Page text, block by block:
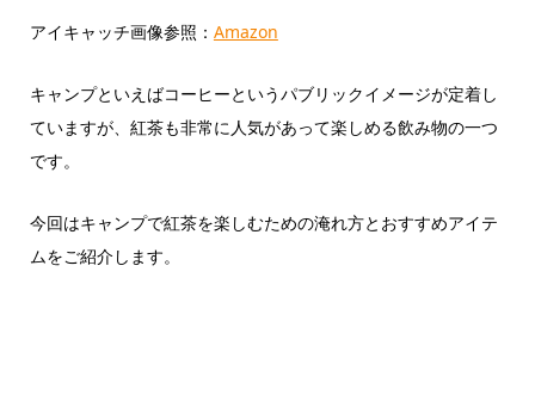
アイキャッチ画像参照： Amazon
キャンプといえばコーヒーというパブリックイメージが定着し
ていますが、紅茶も非常に人気があって楽しめる飲み物の一つ
です。
今回はキャンプで紅茶を楽しむための淹れ方とおすすめアイテ
ムをご紹介します。